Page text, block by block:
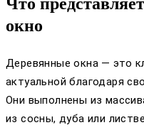
Что
окно
Деревянные окна — это
актуальной благодаря
Они выполнены из
из сосны, дуба или